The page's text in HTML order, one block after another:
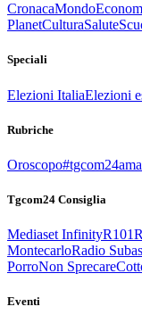
CronacaMondo
PlanetCulturaSalute
Speciali
Elezioni ItaliaElezioni
Rubriche
Oroscopo
Tgcom24 Consiglia
Mediaset InfinityR101
MontecarloRadio
PorroNon Sprecare
Eventi